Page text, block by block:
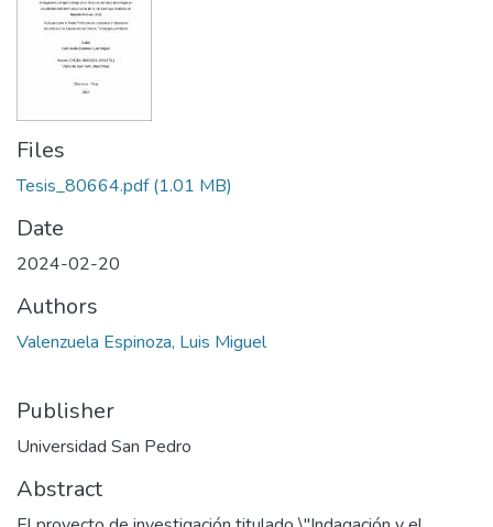
Files
Tesis_80664.pdf(1.01 MB)
Date
2024-02-20
Authors
Valenzuela Espinoza, Luis Miguel
Publisher
Universidad San Pedro
Abstract